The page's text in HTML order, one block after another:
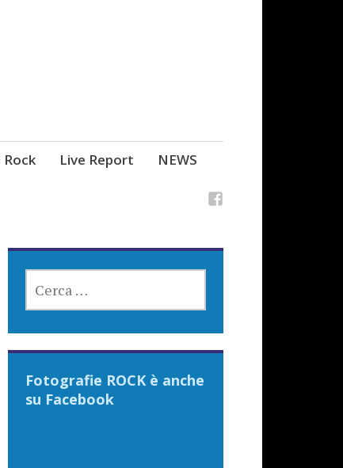
Live Report NEWS
PER:
Fotografie ROCK è anche
su Facebook